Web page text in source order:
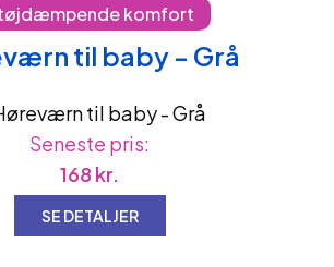
komfort
til baby - Grå
Seneste pris:
168 kr.
SE DETALJER